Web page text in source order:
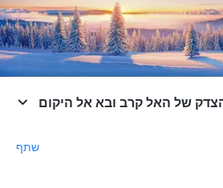
של האל קרב ובא אל היקום
שתף